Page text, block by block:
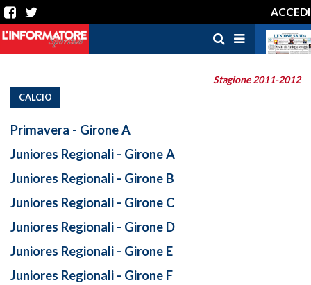
ACCEDI
Stagione 2011-2012
CALCIO
Primavera - Girone A
Juniores Regionali - Girone A
Juniores Regionali - Girone B
Juniores Regionali - Girone C
Juniores Regionali - Girone D
Juniores Regionali - Girone E
Juniores Regionali - Girone F